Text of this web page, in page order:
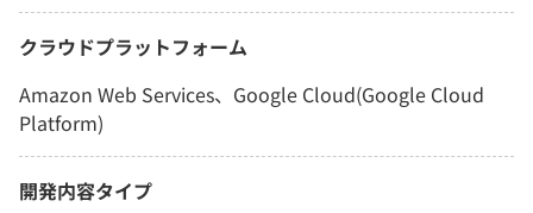
クラウドプラットフォーム
Amazon Web Services、Google Cloud(Google Cloud
Platform)
開発内容タイプ